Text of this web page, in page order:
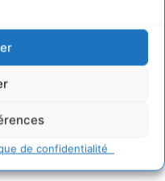
de confidentialité
sa mémoire
espèces vivantes
de Zoepolis
au